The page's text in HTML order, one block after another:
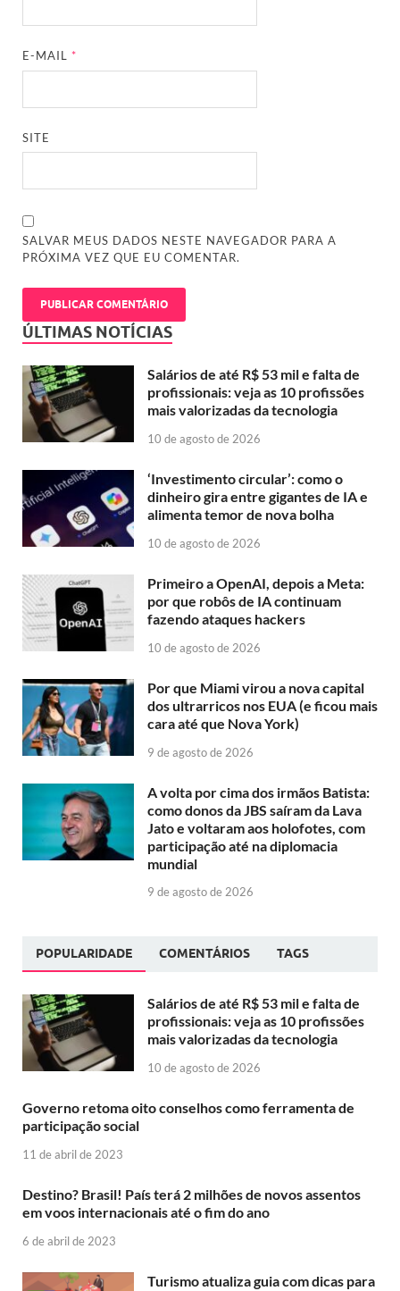
E-MAIL*
SITE
SALVAR MEUS DADOS NESTE NAVEGADOR PARA A
PRÓXIMA VEZ QUE EU COMENTAR.
ÚLTIMAS NOTÍCIAS
Salários de até R$ 53 mil e falta de
profissionais: veja as 10 profissões
mais valorizadas da tecnologia
10 de agosto de 2026
‘Investimento circular’: como o
dinheiro gira entre gigantes de IA e
alimenta temor de nova bolha
10 de agosto de 2026
Primeiro a OpenAI, depois a Meta:
por que robôs de IA continuam
fazendo ataques hackers
10 de agosto de 2026
Por que Miami virou a nova capital
dos ultrarricos nos EUA (e ficou mais
cara até que Nova York)
9 de agosto de 2026
A volta por cima dos irmãos Batista:
como donos da JBS saíram da Lava
Jato e voltaram aos holofotes, com
participação até na diplomacia
mundial
9 de agosto de 2026
POPULARIDADE COMENTÁRIOS TAGS
Salários de até R$ 53 mil e falta de
profissionais: veja as 10 profissões
mais valorizadas da tecnologia
10 de agosto de 2026
Governo retoma oito conselhos como ferramenta de
participação social
11 de abril de 2023
Destino? Brasil! País terá 2 milhões de novos assentos
em voos internacionais até o fim do ano
6 de abril de 2023
Turismo atualiza guia com dicas para